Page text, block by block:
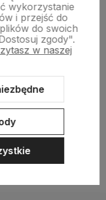
Modern 3.0™
wykorzystanie
i przejść do
do swoich
zgody".
w naszej